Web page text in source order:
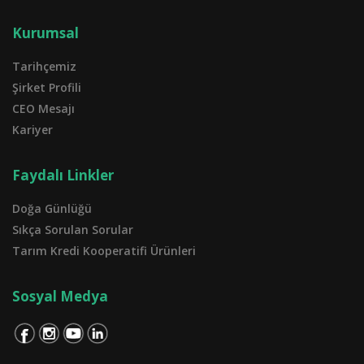
Kurumsal
Tarihçemiz
Şirket Profili
CEO Mesajı
Kariyer
Faydalı Linkler
Doğa Günlüğü
Sıkça Sorulan Sorular
Tarım Kredi Kooperatifi Ürünleri
Sosyal Medya